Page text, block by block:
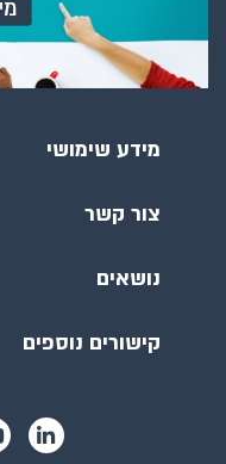
מידע שימושי
צור קשר
נושאים
קישורים נוספים